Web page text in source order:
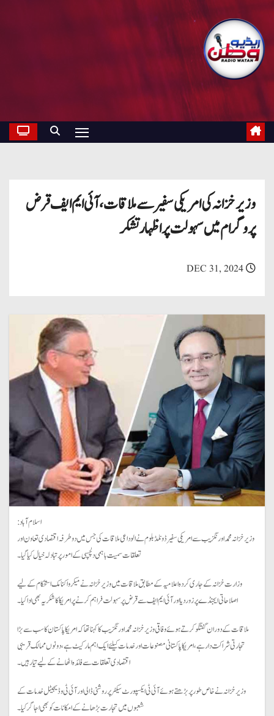
وزیر خزانہ کی امریکی سفیر سے ملاقات، آئی ایم ایف قرض
پروگرام میں سہولت پر اظہار تشکر
DEC 31, 2024
اسلام آباد:
وزیر خزانہ محمد اورنگزیب سے امریکی سفیر ڈونلڈ بلوم نے الوداعی ملاقات کی جس میں دو طرفہ اقتصادی تعاون اور
تعلقات سمیت باہمی دلچسپی کے امور پر تبادلہ خیال کیا گیا۔
وزارت خزانہ کے جاری کردہ اعلامیہ کے مطابق ملاقات میں وزیر خزانہ نے میکرو اکنامک استحکام کے لیے
اصلاحاتی ایجنڈے پر زور دیا اور آئی ایم ایف سے قرض پر سہولت فراہم کرنے پر امریکا کا شکریہ بھی ادا کیا۔
ملاقات کے دوران گفتگو کرتے ہوئے وفاقی وزیر خزانہ محمد اورنگزیب کا کہنا تھا کہ امریکا پاکستان کا سب سے بڑا
تجارتی شراکت دار ہے، امریکا پاکستانی مصنوعات اور خدمات کیلئے ایک اہم مارکیٹ ہے، دونوں ممالک قریبی
اقتصادی تعلقات سے فائدہ اٹھانے کے لیے تیار ہیں۔
وزیر خزانہ نے خاص طور پر بڑھتے ہوئے آئی ٹی ایکسپورٹ سیکٹر پر روشنی ڈالی اور آئی ٹی و ڈیجیٹل خدمات کے
شعبوں میں تجارت بڑھانے کے امکانات کو بھی اجاگر کیا۔